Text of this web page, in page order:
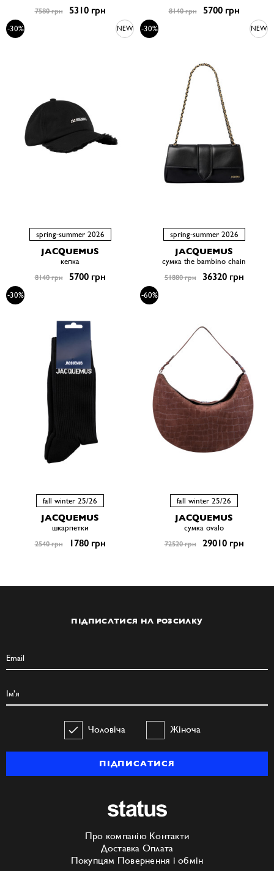
7580 грн 5310 грн 8140 грн 5700 грн
-30% NEW
spring-summer 2026
JACQUEMUS
кепка
8140 грн 5700 грн
-30% NEW
spring-summer 2026
JACQUEMUS
сумка the bambino chain
51880 грн 36320 грн
-30%
fall winter 25/26
JACQUEMUS
шкарпетки
2540 грн 1780 грн
-60%
fall winter 25/26
JACQUEMUS
сумка ovalo
72520 грн 29010 грн
ПІДПИСАТИСЯ НА РОЗСИЛКУ
Чоловіча Жіноча
ПІДПИСАТИСЯ
Про компанію Контакти
Доставка Оплата
Покупцям Повернення і обмін